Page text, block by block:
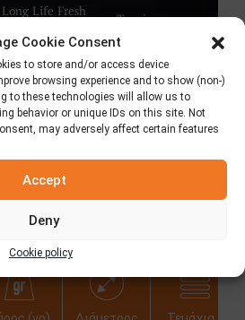
Cookie Consent
to store and/or access device
browsing experience and to show (non-)
to these technologies will allow us to
behavior or unique IDs on this site. Not
may adversely affect certain features
Accept
Deny
Cookie policy
Long Life Fresh
Τορτίγια